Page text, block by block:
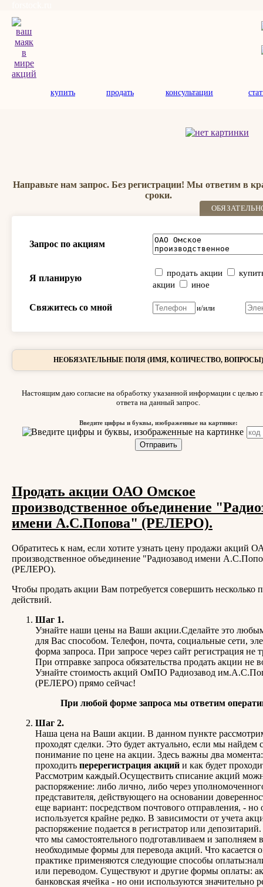
купить продать консультации
Направьте нам запрос. Без регистрации! Мы ответим в
сроки.
Запрос по акциям
Я планирую продать акции
акции
иное
Свяжитесь со мной и/или
НЕОБЯЗАТЕЛЬНЫЕ ПОЛЯ (ИМЯ, КОЛИЧЕСТВО, ВОПРОСЫ)
Настоящим даю согласие на обработку указанной информации с целью
ответа на данный запрос.
Введите цифры и буквы, изображенные на картинке:
Продать акции ОАО Омское
производственное объединение
имени А.С.Попова" (РЕЛЕРО).
Обратитесь к нам, если хотите узнать цену продажи акций
производственное объединение "Радиозавод имени
(РЕЛЕРО).
Чтобы продать акции Вам потребуется совершить несколько
действий.
Шаг 1.
Узнайте наши цены на Ваши акции.Сделайте это
для Вас способом. Телефон, почта, социальные сети,
форма запроса. При запросе через сайт регистрация не
При отправке запроса обязательства продать акции не
Узнайте стоимость акций ОмПО Радиозавод
(РЕЛЕРО) прямо сейчас!
При любой форме запроса мы ответим
Шаг 2.
Наша цена на Ваши акции. В данном пункте
проходят сделки. Это будет актуально, если мы найдем
понимание по цене на акции. Здесь важны два момента:
проходить перерегистрация акций и как будет
Рассмотрим каждый.Осуществить списание акций
распоряжение: либо лично, либо через
представителя, действующего на основании
еще вариант: посредством почтового отправления, - но
используется крайне редко. В зависимости от учета
распоряжение подается в регистратор или
что мы самостоятельного подготавливаем и заполняем
необходимые формы для перевода акций. Что касается
практике применяются следующие способы
или переводом. Существуют и другие формы оплаты:
банковская ячейка - но они используются значительно